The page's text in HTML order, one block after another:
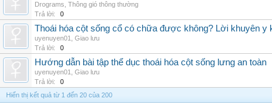
Drograms Thông gió thông thường
Trả lời:
0
Thoái hóa cột sống cổ có chữa được không? Lời khuyên y
uyenuyen01
Giao lưu
Trả lời:
0
Hướng dẫn bài tập thể dục thoái hóa cột sống lưng an toàn
uyenuyen01
Giao lưu
Trả lời:
0
Hiển thị kết quả từ 1 đến 20 của 200